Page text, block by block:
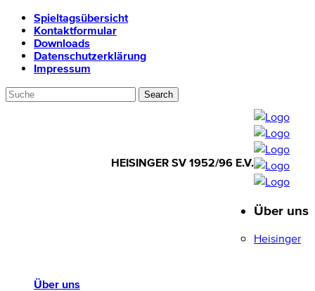
Spieltagsübersicht
Kontaktformular
Downloads
Datenschutzerklärung
Impressum
HEISINGER SV 1952/96 E.V.
1952/96 E.V.
Über uns
Über uns
Heisinger